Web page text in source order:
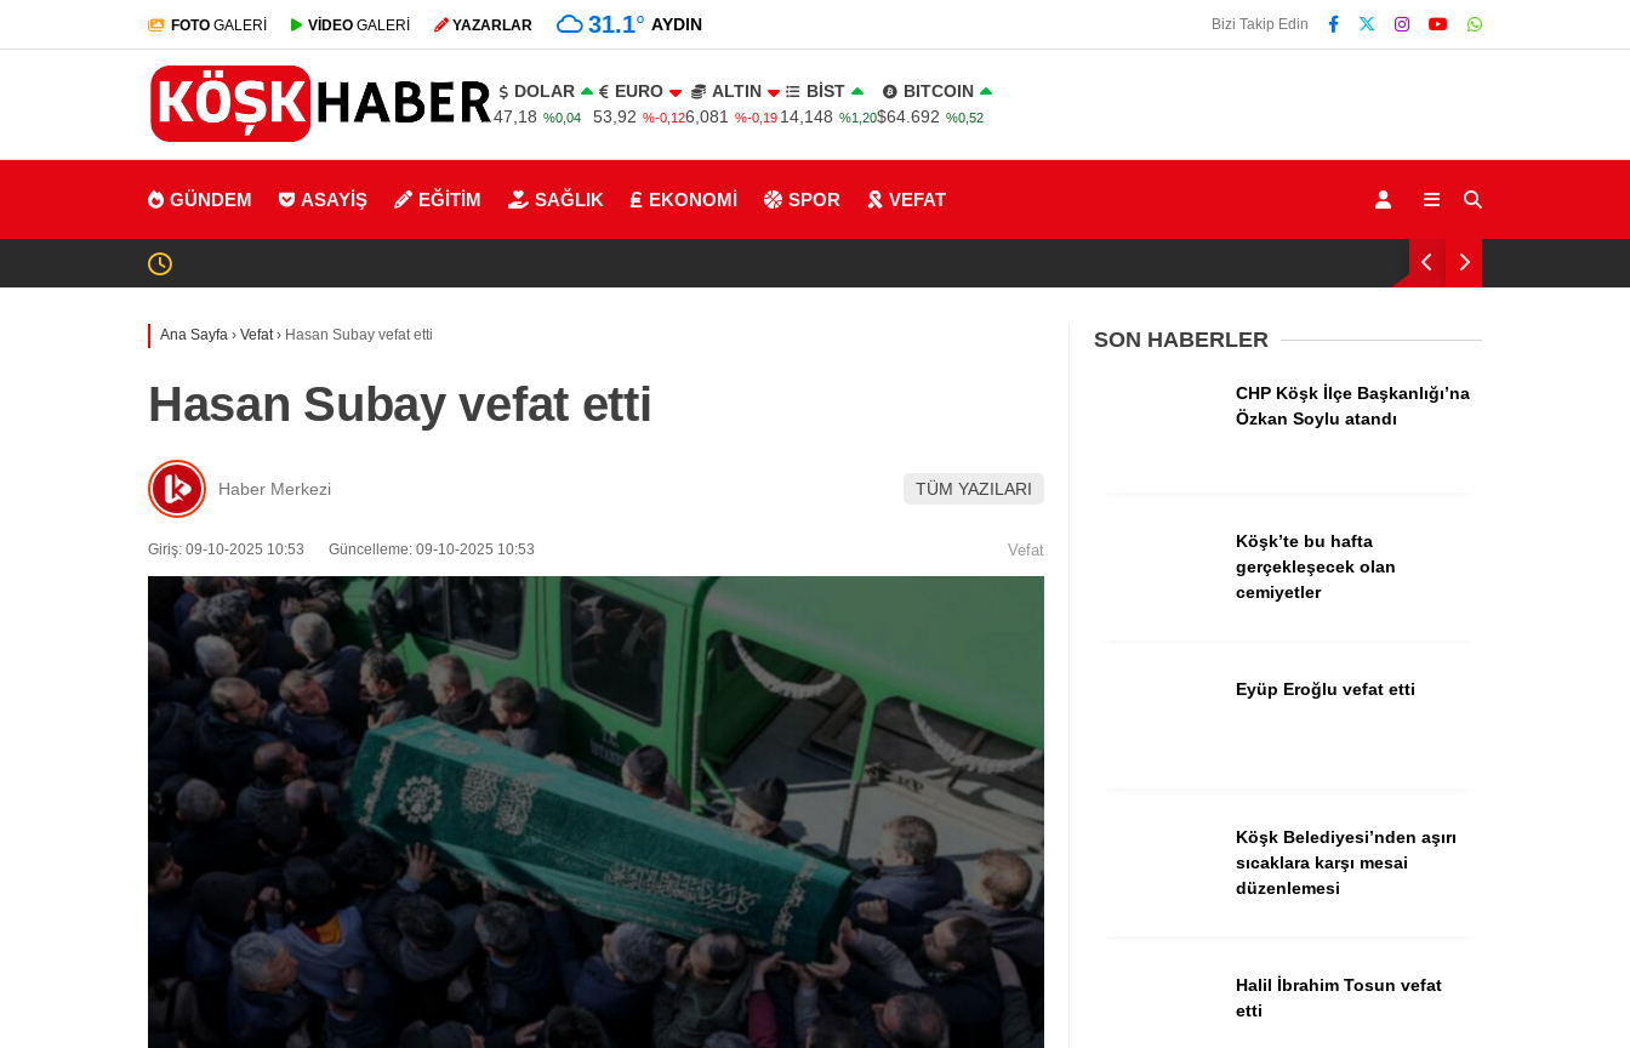
Gündem
Güncel
Sağlık
WhatsApp İhbar
FOTO GALERİ VİDEO GALERİ YAZARLAR 31.1° AYDIN Bizi Takip Edin
DOLAR
47,18 %0,04
EURO
53,92 %-0,12
ALTIN
6,081
%-0,19
BİST
14,148 %1,20
BITCOIN
$64.692 %0,52
GÜNDEM ASAYİŞ EĞİTİM SAĞLIK EKONOMİ SPOR VEFAT
Ana Sayfa › Vefat› Hasan Subay vefat etti
Hasan Subay vefat etti
Haber Merkezi TÜM YAZILARI
Giriş: 09-10-2025 10:53 Güncelleme: 09-10-2025 10:53 Vefat
SON HABERLER
CHP Köşk İlçe Başkanlığı’na
Özkan Soylu atandı
Köşk’te bu hafta
gerçekleşecek olan
cemiyetler
Eyüp Eroğlu vefat etti
Köşk Belediyesi’nden aşırı
sıcaklara karşı mesai
düzenlemesi
Halil İbrahim Tosun vefat
etti